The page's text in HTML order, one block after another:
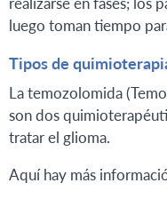
luego toman tiempo
Tipos de
La temozolomida
son dos
tratar el glioma.
Aquí hay más